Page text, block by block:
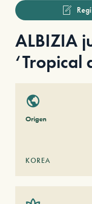
ALBIZIA
‘Tropical
Origen
KOREA